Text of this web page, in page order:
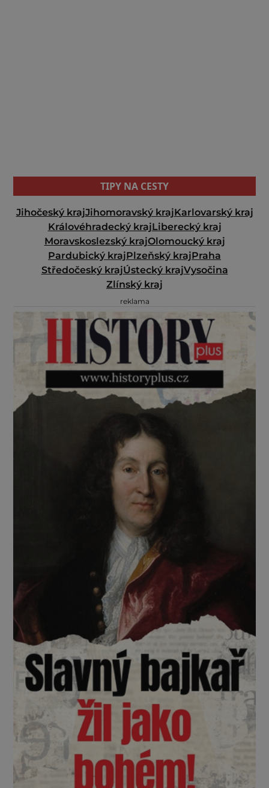
TIPY NA CESTY
Jihočeský krajJihomoravský krajKarlovarský kraj
Královéhradecký krajLiberecký kraj
Moravskoslezský krajOlomoucký kraj
Pardubický krajPlzeňský krajPraha
Středočeský krajÚstecký krajVysočina
Zlínský kraj
reklama